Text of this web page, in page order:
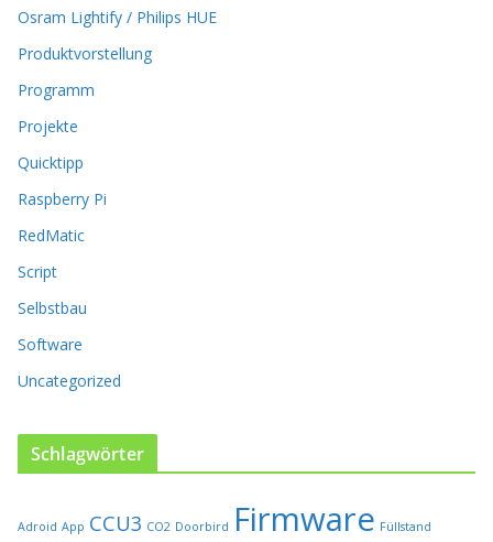
d
e
r
r
o
u
k
s
e
i
t
g
e
l
Osram Lightify / Philips HUE
Produktvorstellung
Programm
Projekte
Quicktipp
Raspberry Pi
RedMatic
Script
Selbstbau
Software
Uncategorized
Schlagwörter
Adroid App CCU3 CO2 Doorbird Firmware Füllstand